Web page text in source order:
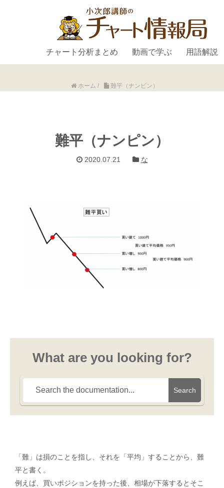
チャート分析まとめ 動画で学ぶ 用語解説
ホーム / 難平（ナンピン）
難平（ナンピン）
2020.07.21 な
What are you looking for?
Search
「難」は損のことを指し、それを「平均」することから、難
平と書く。
例えば、買いポジションを持った後、相場が下落するとそこ